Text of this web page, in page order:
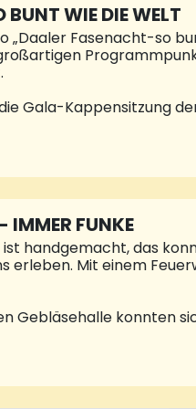
WIE DIE WELT
Fasenacht-so
Gala-Kappensitzung
der Kleinsten im
Einmarsch der
geehrt. Sehr gerne
Prinzmarschall Lothar
IMMER FUNKE
handgemacht, das
erleben. Mit einem
Gebläsehalle konnten
alle in der Halle
Michael
Nach dem Auszug
und im